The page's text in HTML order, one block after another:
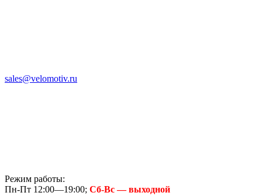
sales@velomotiv.ru
Режим работы:
Пн-Пт 12:00—19:00; Сб-Вс — выходной